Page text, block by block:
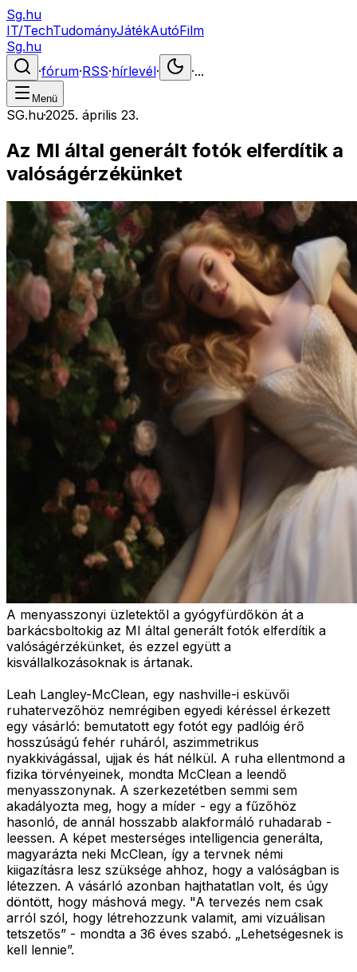
Sg.hu
IT/TechTudományJátékAutóFilm
Sg.hu
·fórum·RSS·hírlevél· ·...
Menü
SG.hu·2025. április 23.
Az MI által generált fotók elferdítik a
valóságérzékünket
A menyasszonyi üzletektől a gyógyfürdőkön át a
barkácsboltokig az MI által generált fotók elferdítik a
valóságérzékünket, és ezzel együtt a
kisvállalkozásoknak is ártanak.
Leah Langley-McClean, egy nashville-i esküvői
ruhatervezőhöz nemrégiben egyedi kéréssel érkezett
egy vásárló: bemutatott egy fotót egy padlóig érő
hosszúságú fehér ruháról, aszimmetrikus
nyakkivágással, ujjak és hát nélkül. A ruha ellentmond a
fizika törvényeinek, mondta McClean a leendő
menyasszonynak. A szerkezetétben semmi sem
akadályozta meg, hogy a míder - egy a fűzőhöz
hasonló, de annál hosszabb alakformáló ruhadarab -
leessen. A képet mesterséges intelligencia generálta,
magyarázta neki McClean, így a tervnek némi
kiigazításra lesz szüksége ahhoz, hogy a valóságban is
létezzen. A vásárló azonban hajthatatlan volt, és úgy
döntött, hogy máshová megy. "A tervezés nem csak
arról szól, hogy létrehozzunk valamit, ami vizuálisan
tetszetős” - mondta a 36 éves szabó. „Lehetségesnek is
kell lennie”.